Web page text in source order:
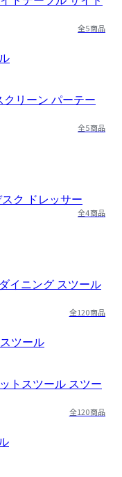
全5商品
全5商品
全4商品
全120商品
ツール
全120商品